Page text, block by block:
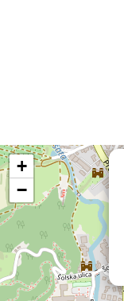
+
−